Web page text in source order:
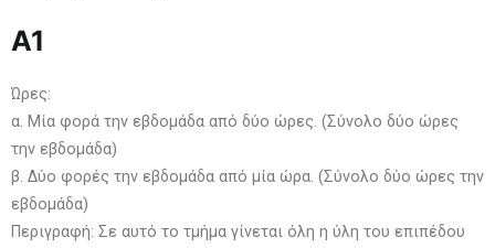
A1
Ώρες:
α. Μία φορά την εβδομάδα από δύο ώρες. (Σύνολο δύο ώρες
την εβδομάδα)
β. Δύο φορές την εβδομάδα από μία ώρα. (Σύνολο δύο ώρες την
εβδομάδα)
Περιγραφή: Σε αυτό το τμήμα γίνεται όλη η ύλη του επιπέδου